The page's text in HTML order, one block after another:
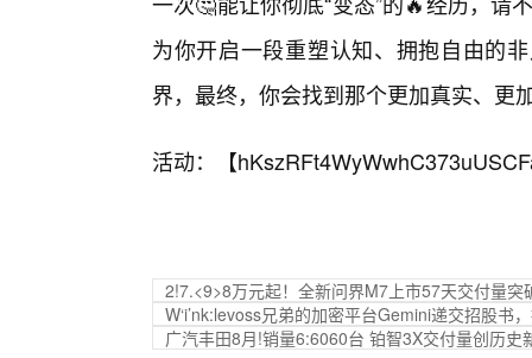
为你开启一段重塑认知、拥抱自由的
界，最终，你会找到那个更加真实、更
活动：【
2!7.<9>8万元起！全新问界M7上市57天交付量突
W‘i’nk:levoss兄弟的加密平台Gemini递交招股书
广汽丰田8月!销量6:6060台 铂智3X交付量创历史